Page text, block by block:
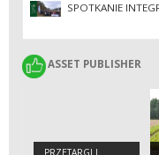
SPOTKANIE
ASSET PUBLISHER
ASSET PUBLISHER
PRZETARGI I